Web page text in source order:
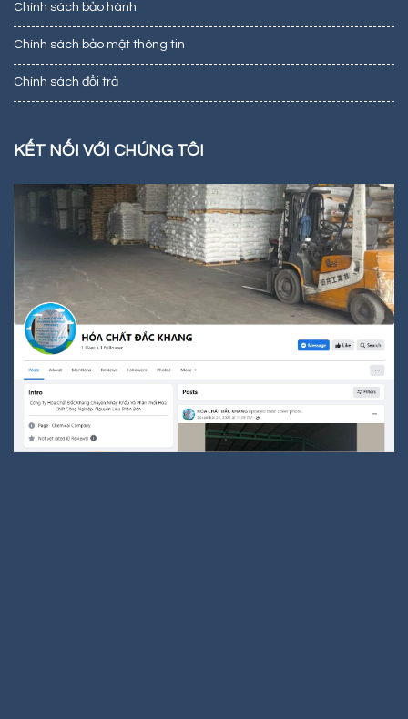
Chính sách bảo hành
Chính sách bảo mật thông tin
Chính sách đổi trả
KẾT NỐI VỚI CHÚNG TÔI